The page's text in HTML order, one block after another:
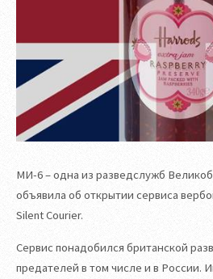
МИ-6 – одна из разведслужб
объявила об открытии сервиса
Silent Courier.
Сервис понадобился британской
предателей в том числе и в России.